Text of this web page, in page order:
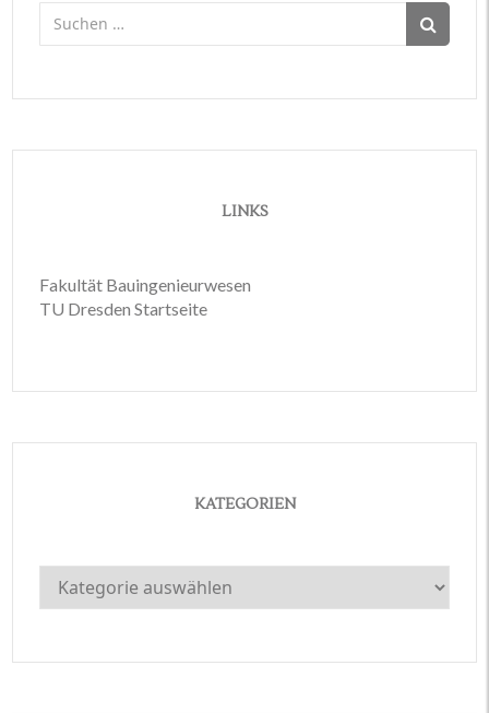
Suchen
nach:
LINKS
Fakultät Bauingenieurwesen
TU Dresden Startseite
KATEGORIEN
Kategorien